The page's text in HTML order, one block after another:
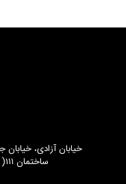
خیابان آزادی،
ساختمان ۱۱۱( پلاک۸۳)، طبقه ۴، واحد ۱۳B